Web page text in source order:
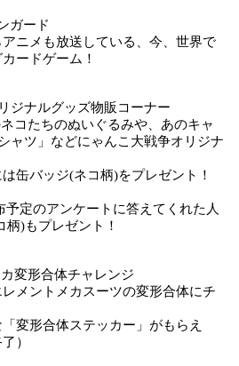
ガード
ニメも放送している、今、世界で
ードゲーム！
ジナルグッズ物販コーナー
コたちのぬいぐるみや、あのキャ
ャツ」などにゃんこ大戦争オリジナ
缶バッジ(ネコ柄)をプレゼント！
予定のアンケートに答えてくれた人
)もプレゼント！
変形合体チャレンジ
メントメカスーツの変形合体にチ
変形合体ステッカー」がもらえ
）